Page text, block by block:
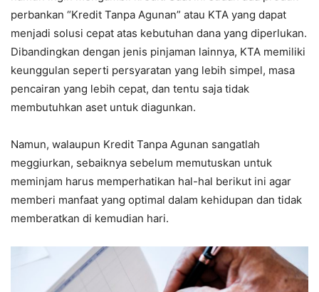
perbankan “Kredit Tanpa Agunan” atau KTA yang dapat
menjadi solusi cepat atas kebutuhan dana yang diperlukan.
Dibandingkan dengan jenis pinjaman lainnya, KTA memiliki
keunggulan seperti persyaratan yang lebih simpel, masa
pencairan yang lebih cepat, dan tentu saja tidak
membutuhkan aset untuk diagunkan.
Namun, walaupun Kredit Tanpa Agunan sangatlah
meggiurkan, sebaiknya sebelum memutuskan untuk
meminjam harus memperhatikan hal-hal berikut ini agar
memberi manfaat yang optimal dalam kehidupan dan tidak
memberatkan di kemudian hari.